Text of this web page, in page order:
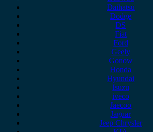
Daihatsu
Dodge
DS
Fiat
Ford
Geely
Gonow
Honda
Hyundai
Isuzu
iveco
Jaecoo
Jaguar
Jeep Chrysler